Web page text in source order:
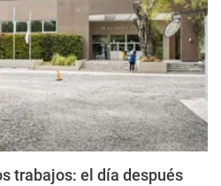
trabajos: el día después